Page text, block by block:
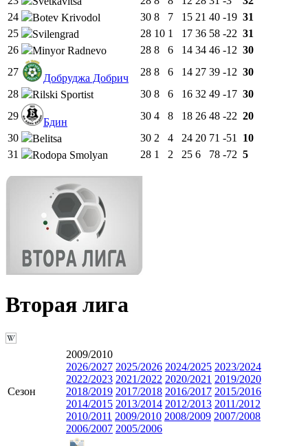
24
Botev Krivodol 30 8 7 15 21 40 -19 31
25
Svilengrad 28 10 1 17 36 58 -22 31
26
Minyor Radnevo 28 8 6 14 34 46 -12 30
27
Добруджа Добрич
28 8 6 14 27 39 -12 30
28
Rilski Sportist 30 8 6 16 32 49 -17 30
29
Бдин
30 4 8 18 26 48 -22 20
30
Belitsa 30 2 4 24 20 71 -51
10
31
Rodopa Smolyan 28 1 2 25 6 78 -72 5
Вторая лига
Сезон
2009/2010
2026/2027 2025/2026 2024/2025 2023/2024
2022/2023 2021/2022 2020/2021 2019/2020
2018/2019 2017/2018 2016/2017 2015/2016
2014/2015 2013/2014 2012/2013 2011/2012
2010/2011 2009/2010 2008/2009 2007/2008
2006/2007 2005/2006